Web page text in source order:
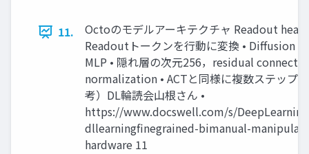
11.
Octoのモデルアーキテクチャ Readout
Readoutトークンを行動に変換 • Diffusion
MLP • 隠れ層の次元256，residual
normalization • ACTと同様に複数ステップ
考）DL輪読会山根さん •
https://www.docswell.com/s/
dllearningfinegrained-bimanual-
hardware 11